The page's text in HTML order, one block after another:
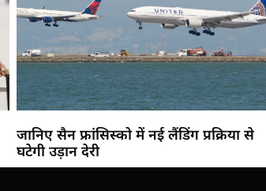
जानिए सैन फ्रांसिस्को में नई लैंडिंग प्रक्रिया से
घटेगी उड़ान देरी